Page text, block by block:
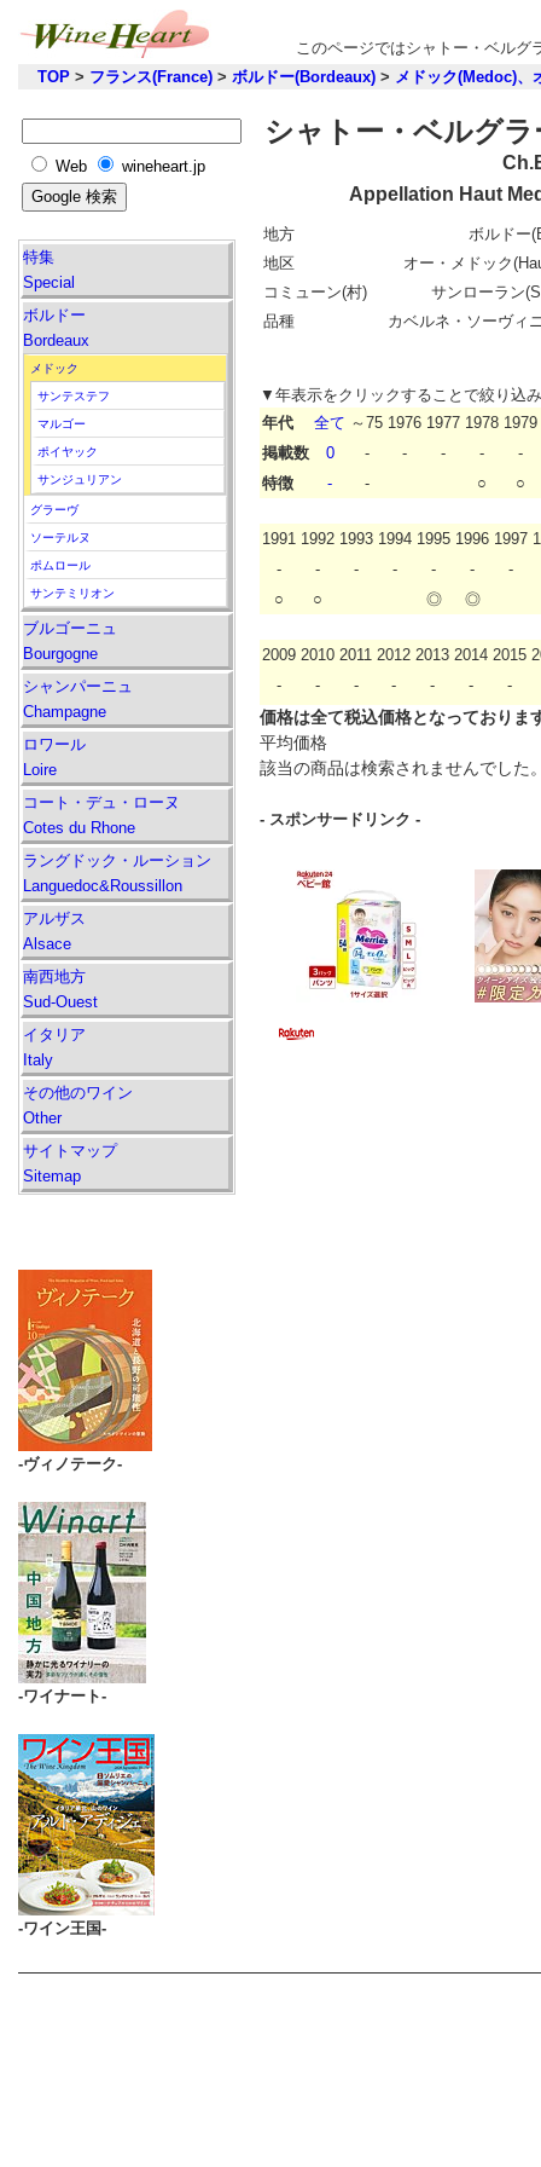
このページではシャトー・ベルグ
TOP > フランス(France) > ボルドー(Bordeaux) > メドック(Medoc)、
シャトー・ベルグラ
Appellation Haut
地方
ボルドー
地区
オー・メドック
コミューン(村)
サンローラン
品種
カベルネ・ソーヴィ
▼年表示をクリックすることで絞り込
年代
全て ～75 1976 1977 1978 1979
掲載数
0 - - - -
-
特徴
- - ○ ○
1991 1992 1993 1994 1995 1996 1997
-
- - - - -
-
○
○ ◎ ◎
2009 2010 2011 2012 2013 2014 2015
-
- - - - - -
価格は全て税込価格となっておりま
平均価格
該当の商品は検索されませんでした
- スポンサードリンク -
Web wineheart.jp
特集
Special
ボルドー
Bordeaux
メドック
サンテステフ
マルゴー
ポイヤック
サンジュリアン
グラーヴ
ソーテルヌ
ポムロール
サンテミリオン
ブルゴーニュ
Bourgogne
シャンパーニュ
Champagne
ロワール
Loire
コート・デュ・ローヌ
Cotes du Rhone
ラングドック・ルーション
Languedoc&Roussillon
アルザス
Alsace
南西地方
Sud-Ouest
イタリア
Italy
その他のワイン
Other
サイトマップ
Sitemap
-ヴィノテーク-
-ワイナート-
-ワイン王国-